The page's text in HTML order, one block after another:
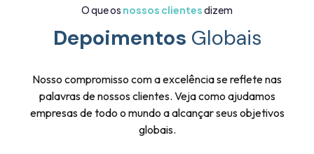
O que os nossos clientesdizem
Depoimentos Globais
Nosso compromisso com a excelência se reflete nas
palavras de nossos clientes. Veja como ajudamos
empresas de todo o mundo a alcançar seus objetivos
globais.